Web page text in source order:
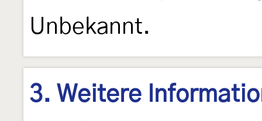
Unbekannt.
3. Weitere